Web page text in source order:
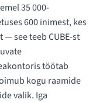
35 000-
600 inimest, kes
see teeb CUBE-st
töötab
kogu raamide
valik. Iga